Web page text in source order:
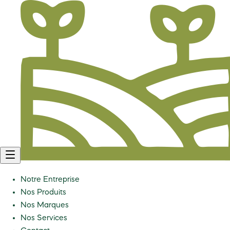
Notre Entreprise
Nos Produits
Nos Marques
Nos Services